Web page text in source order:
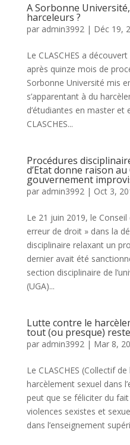
A Sorbonne
harceleurs ?
par admin3992 | Déc 19,
Le CLASCHES a
après quinze mois de
Sorbonne Université mis
s’apparentant à du
d’étudiantes en master et
CLASCHES...
Procédures
d’Etat donne raison au
gouvernement
par admin3992 | Oct 3,
Le 21 juin 2019, le Conseil
erreur de droit » dans la
disciplinaire relaxant un
dernier avait été
section disciplinaire de
(UGA)...
Lutte contre le
tout (ou presque)
par admin3992 | Mar 8,
Le CLASCHES (Collectif
harcèlement sexuel dans
peut que se féliciter du
violences sexistes et
dans l’enseignement